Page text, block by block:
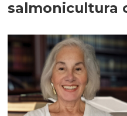
salmonicultura